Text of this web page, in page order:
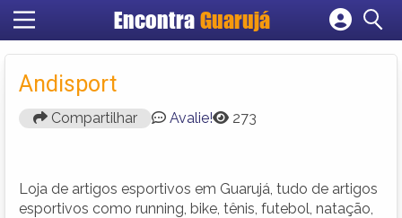
Encontra Guarujá
Cadastrar empresa
Andisport
Compartilhar Avalie! 273
Loja de artigos esportivos em Guarujá, tudo de artigos
esportivos como running, bike, tênis, futebol, natação,